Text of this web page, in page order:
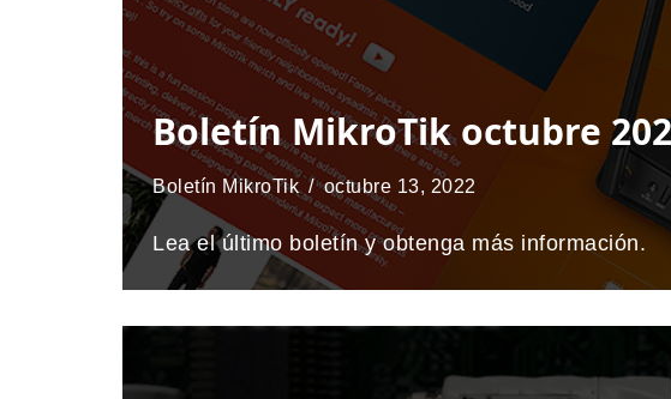
Boletín MikroTik octubre
Boletín MikroTik octubre 13, 2022
Lea el último boletín y obtenga más información.